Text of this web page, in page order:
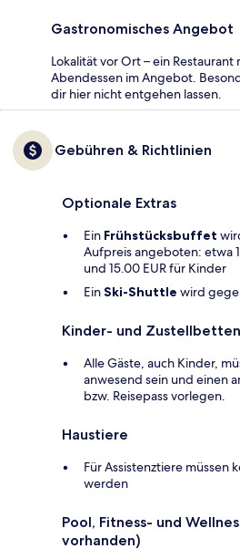
Gastronomisches Angebot
Lokalität vor Ort – ein
Abendessen im Angebot.
dir hier nicht entgehen lassen.
Gebühren & Richtlinien
Optionale Extras
Ein Frühstücksbuffet
Aufpreis angeboten: etwa
und 15.00 EUR für Kinder
EinSki-Shuttle wird
Kinder- und Zustellbetten
Alle Gäste, auch Kinder,
anwesend sein und einen
bzw. Reisepass vorlegen.
Haustiere
Für Assistenztiere
werden
Pool, Fitness- und
vorhanden)